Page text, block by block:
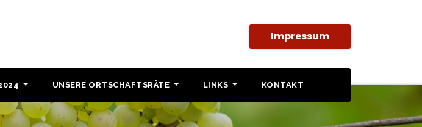
Impressum
UNSERE ORTSCHAFTSRÄTE LINKS KONTAKT